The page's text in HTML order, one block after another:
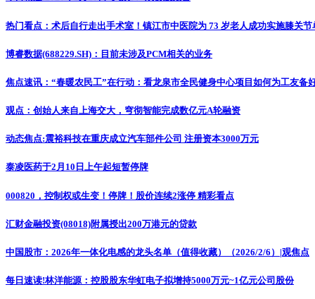
热门看点：术后自行走出手术室！镇江市中医院为 73 岁老人成功实施膝关节
博睿数据(688229.SH)：目前未涉及PCM相关的业务
焦点速讯：“春暖农民工”在行动：看龙泉市全民健身中心项目如何为工友备
观点：创始人来自上海交大，穹彻智能完成数亿元A轮融资
动态焦点:震裕科技在重庆成立汽车部件公司 注册资本3000万元
泰凌医药于2月10日上午起短暂停牌
000820，控制权或生变！停牌！股价连续2涨停 精彩看点
汇财金融投资(08018)附属授出200万港元的贷款
中国股市：2026年一体化电感的龙头名单（值得收藏）（2026/2/6）|观焦点
每日速读!林洋能源：控股股东华虹电子拟增持5000万元~1亿元公司股份